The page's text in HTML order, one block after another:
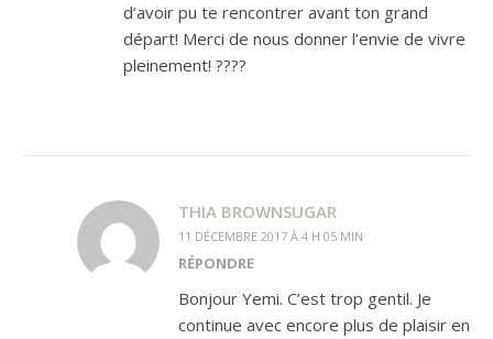
d’avoir pu te rencontrer avant ton grand
départ! Merci de nous donner l’envie de vivre
pleinement! ????
THIA BROWNSUGAR
11 DÉCEMBRE 2017 À 4 H 05 MIN
RÉPONDRE
Bonjour Yemi. C’est trop gentil. Je
continue avec encore plus de plaisir en